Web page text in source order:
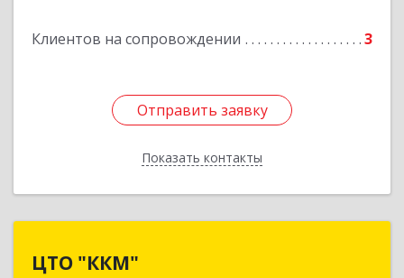
Клиентов на сопровождении 3
Отправить заявку
Показать контакты
Отправить заявку
Назад
ЦТО "ККМ"